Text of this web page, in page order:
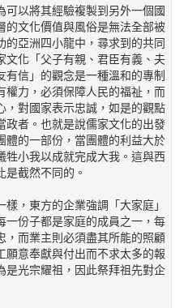
可以將其經驗複製到另外一個國
的文化價值與風俗是無法全部被
的亞洲四小龍中，尋求到的共同
文化「父子有親、君臣有義、夫
有信」的觀念是一種溫和的專制
權力，必須保障人民的福祉，而
，對國家表示忠誠，如是的觀點
政者。也就是說儒家文化的出發
體的一部份，當團體的利益大於
牲小我以成就完成大我。這與西
截然不同的。
，東方的企業強調「大家庭」
一份子都是家庭的成員之一，每
，而業主則必須盡其所能的照顧
願意奉獻與付出而不求太多的報
是光宗耀祖，因此祭拜祖先對企